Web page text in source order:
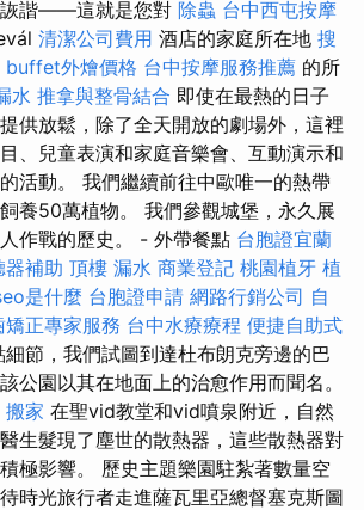
詼諧——這就是您對 除蟲 台中西屯按摩
清潔公司費用 酒店的家庭所在地 搜
buffet外燴價格 台中按摩服務推薦 的所
水 推拿與整骨結合 即使在最熱的日子
供放鬆，除了全天開放的劇場外，這裡
、兒童表演和家庭音樂會、互動演示和
活動。 我們繼續前往中歐唯一的熱帶
養50萬植物。 我們參觀城堡，永久展
作戰的歷史。 - 外帶餐點 台胞證宜蘭
器補助 頂樓 漏水 商業登記 桃園植牙 植
是什麼 台胞證申請 網路行銷公司 自
矯正專家服務 台中水療療程 便捷自助式
細節，我們試圖到達杜布朗克旁邊的巴
公園以其在地面上的治愈作用而聞名。
搬家 在聖vid教堂和vid噴泉附近，自然
生髮現了塵世的散熱器，這些散熱器對
極影響。 歷史主題樂園駐紮著數量空
時光旅行者走進薩瓦里亞總督塞克斯圖